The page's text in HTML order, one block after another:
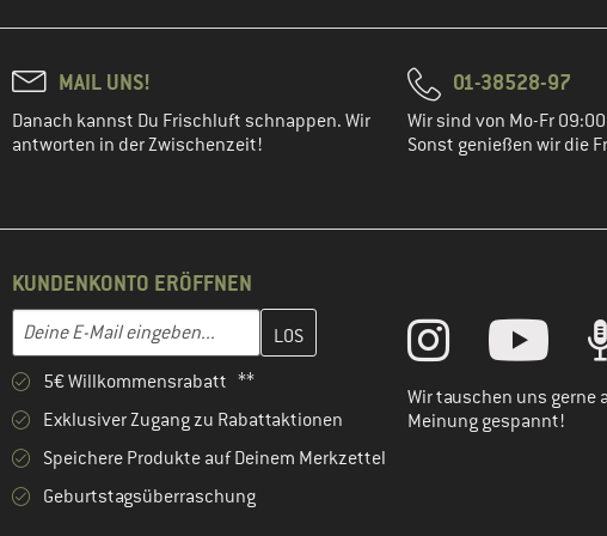
Nike
O'Neill (4)
Protest(11)
Pure Pure
Quiksilver(4)
MAIL UNS!
Danach kannst Du Frischluft schnappen. Wir
antworten in der Zwischenzeit!
01-38528-97
Wir sind von Mo-Fr
Sonst genießen wir die
KUNDENKONTO ERÖFFNEN
E-Mail-Adresse
Gib hier deine E-Mail-Adresse ein und erstelle im nächsten Schritt dein
5€ Willkommensrabatt **
Exklusiver Zugang zu Rabattaktionen
Speichere Produkte auf Deinem Merkzettel
Geburtstagsüberraschung
Wir tauschen uns gerne
Meinung gespannt!